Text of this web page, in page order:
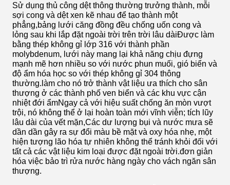
Sử dụng thủ công dệt thông thường trưởng thành, mỗi
sợi cong và dệt xen kẽ nhau để tạo thành một
phẳng,bảng lưới căng đồng đều chống uốn cong và
lỏng sau khi lắp đặt ngoài trời trên trời lâu dàiĐược làm
bằng thép không gỉ lớp 316 với thành phần
molybdenum, lưới này mang lại khả năng chịu đựng
mạnh mẽ hơn nhiều so với nước phun muối, gió biển và
độ ẩm hóa học so với thép không gỉ 304 thông
thường.làm cho nó trở thành vật liệu ưa thích cho sân
thượng ở các thành phố ven biển và các khu vực cận
nhiệt đới ẩmNgay cả với hiệu suất chống ăn mòn vượt
trội, nó không thể ở lại hoàn toàn mới vĩnh viễn; tích lũy
lâu dài của vết mặn,Các dư lượng bụi và nước mưa sẽ
dần dần gây ra sự đổi màu bề mặt và oxy hóa nhẹ, một
hiện tượng lão hóa tự nhiên không thể tránh khỏi đối với
tất cả các vật liệu kim loại được đặt ngoài trời.đơn giản
hóa việc bảo trì rửa nước hàng ngày cho vách ngăn sân
thượng.